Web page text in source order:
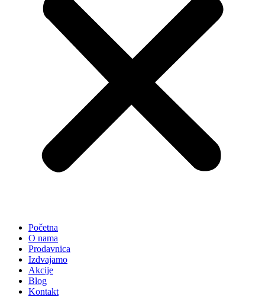
Početna
O nama
Prodavnica
Izdvajamo
Akcije
Blog
Kontakt